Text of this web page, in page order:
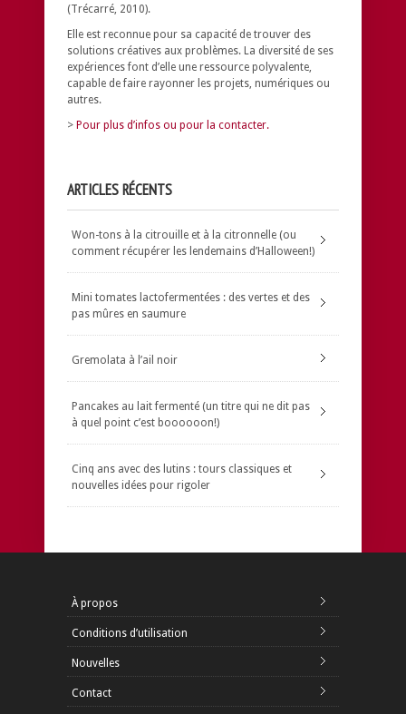
(Trécarré, 2010).
Elle est reconnue pour sa capacité de trouver des
solutions créatives aux problèmes. La diversité de ses
expériences font d’elle une ressource polyvalente,
capable de faire rayonner les projets, numériques ou
autres.
> Pour plus d’infos ou pour la contacter.
ARTICLES RÉCENTS
Won-tons à la citrouille et à la citronnelle (ou
comment récupérer les lendemains d’Halloween!)
Mini tomates lactofermentées : des vertes et des
pas mûres en saumure
Gremolata à l’ail noir
Pancakes au lait fermenté (un titre qui ne dit pas
à quel point c’est boooooon!)
Cinq ans avec des lutins : tours classiques et
nouvelles idées pour rigoler
À propos
Conditions d’utilisation
Nouvelles
Contact